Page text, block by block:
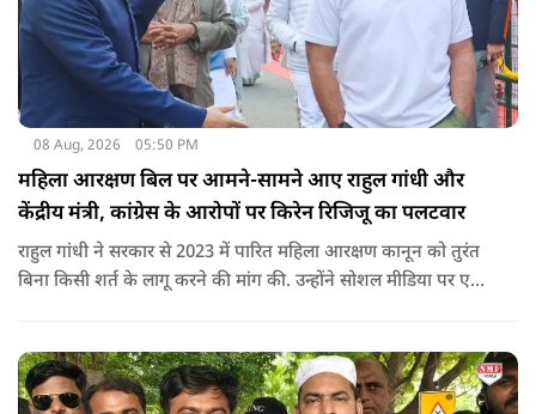
08 Aug, 2026 05:50 PM
महिला आरक्षण बिल पर आमने-सामने आए राहुल गांधी और
केंद्रीय मंत्री, कांग्रेस के आरोपों पर किरेन रिजिजू का पलटवार
राहुल गांधी ने सरकार से 2023 में पारित महिला आरक्षण कानून को तुरंत
बिना किसी शर्त के लागू करने की मांग की. उन्होंने सोशल मीडिया पर एक